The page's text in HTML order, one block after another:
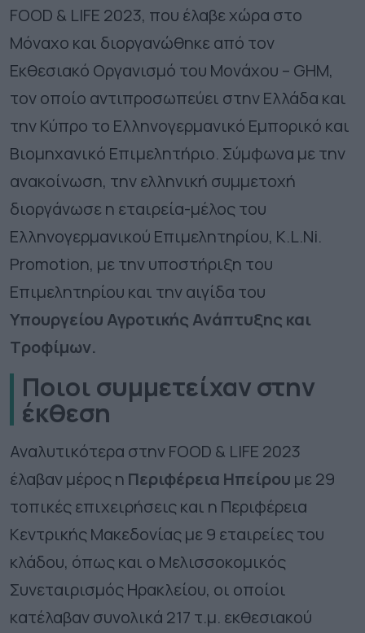
FOOD & LIFE 2023, που έλαβε χώρα στο
Μόναχο και διοργανώθηκε από τον
Εκθεσιακό Οργανισμό του Μονάχου – GHM,
τον οποίο αντιπροσωπεύει στην Ελλάδα και
την Κύπρο το Ελληνογερμανικό Εμπορικό και
Βιομηχανικό Επιμελητήριο. Σύμφωνα με την
ανακοίνωση, την ελληνική συμμετοχή
διοργάνωσε η εταιρεία-μέλος του
Ελληνογερμανικού Επιμελητηρίου, K.L.Ni.
Promotion, με την υποστήριξη του
Επιμελητηρίου και την αιγίδα του
Υπουργείου Αγροτικής Ανάπτυξης και
Τροφίμων.
Ποιοι συμμετείχαν στην
έκθεση
Αναλυτικότερα στην FOOD & LIFE 2023
έλαβαν μέρος η Περιφέρεια Ηπείρου με 29
τοπικές επιχειρήσεις και η Περιφέρεια
Κεντρικής Μακεδονίας με 9 εταιρείες του
κλάδου, όπως και ο Μελισσοκομικός
Συνεταιρισμός Ηρακλείου, οι οποίοι
κατέλαβαν συνολικά 217 τ.μ. εκθεσιακού